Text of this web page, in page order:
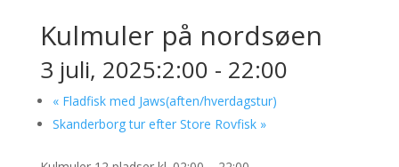
Kulmuler på nordsøen
3 juli, 2025:2:00 - 22:00
«Fladfisk med Jaws(aften/hverdagstur)
Skanderborg tur efter Store Rovfisk »